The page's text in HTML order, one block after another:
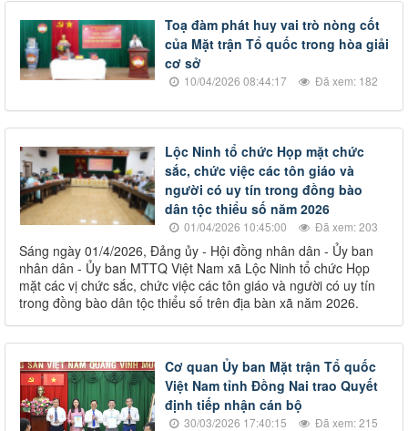
Toạ đàm phát huy vai trò nòng cốt
của Mặt trận Tổ quốc trong hòa giải
cơ sở
10/04/2026 08:44:17 Đã xem: 182
Lộc Ninh tổ chức Họp mặt chức
sắc, chức việc các tôn giáo và
người có uy tín trong đồng bào
dân tộc thiểu số năm 2026
01/04/2026 10:45:00 Đã xem: 203
Sáng ngày 01/4/2026, Đảng ủy - Hội đồng nhân dân - Ủy ban
nhân dân - Ủy ban MTTQ Việt Nam xã Lộc Ninh tổ chức Họp
mặt các vị chức sắc, chức việc các tôn giáo và người có uy tín
trong đồng bào dân tộc thiểu số trên địa bàn xã năm 2026.
Cơ quan Ủy ban Mặt trận Tổ quốc
Việt Nam tỉnh Đồng Nai trao Quyết
định tiếp nhận cán bộ
30/03/2026 17:40:15 Đã xem: 215